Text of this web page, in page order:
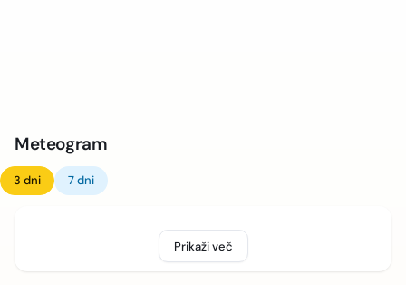
Meteogram
3 dni 7 dni
Prikaži več